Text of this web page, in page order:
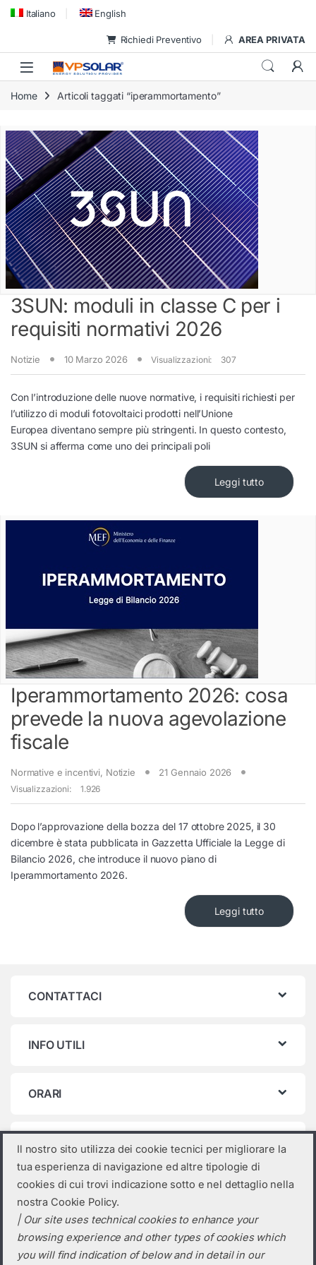
Skip to navigation
Skip to content
Italiano English
Richiedi Preventivo AREA PRIVATA
Home Articoli taggati “iperammortamento”
3SUN: moduli in classe C per i
requisiti normativi 2026
Notizie 10 Marzo 2026 Visualizzazioni: 307
Con l’introduzione delle nuove normative, i requisiti richiesti per
l’utilizzo di moduli fotovoltaici prodotti nell’Unione
Europea diventano sempre più stringenti. In questo contesto,
3SUN si afferma come uno dei principali poli
Leggi tutto
Iperammortamento 2026: cosa
prevede la nuova agevolazione
fiscale
Normative e incentivi, Notizie 21 Gennaio 2026
Visualizzazioni: 1.926
Dopo l’approvazione della bozza del 17 ottobre 2025, il 30
dicembre è stata pubblicata in Gazzetta Ufficiale la Legge di
Bilancio 2026, che introduce il nuovo piano di
Iperammortamento 2026.
Leggi tutto
CONTATTACI
INFO UTILI
ORARI
Categorie prodotto
Seleziona una categoria
Il nostro sito utilizza dei cookie tecnici per migliorare la
tua esperienza di navigazione ed altre tipologie di
cookies di cui trovi indicazione sotto e nel dettaglio nella
nostra Cookie Policy.
| Our site uses technical cookies to enhance your
browsing experience and other types of cookies which
you will find indication of below and in detail in our